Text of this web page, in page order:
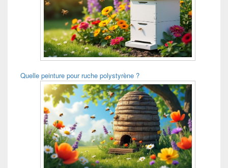
Quelle peinture pour ruche polystyrène ?